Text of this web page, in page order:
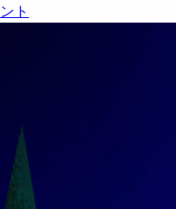
ント